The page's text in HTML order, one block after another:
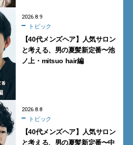
2026.8.9
トピック
【40代メンズヘア】人気サロン
と考える、男の夏髪新定番〜池
ノ上・mitsuo hair編
2026.8.8
トピック
【40代メンズヘア】人気サロン
と考える、男の夏髪新定番〜中